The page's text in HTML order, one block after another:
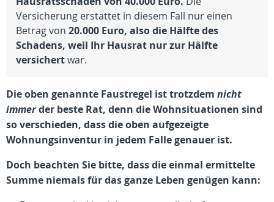
Versicherung erstattet in diesem Fall nur einen
Betrag von 20.000 Euro, also die Hälfte des
Schadens, weil Ihr Hausrat nur zur Hälfte
versichertwar.
Die oben genannte Faustregel ist trotzdem nicht
immerder beste Rat, denn die Wohnsituationen sind
so verschieden, dass die oben aufgezeigte
Wohnungsinventur in jedem Falle genauer ist.
Doch beachten Sie bitte, dass die einmal ermittelte
Summe niemals für das ganze Leben genügen kann: